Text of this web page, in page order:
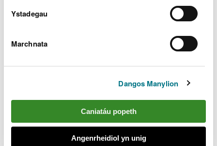
Ystadegau
Marchnata
Dangos Manylion
Caniatáu popeth
Angenrheidiol yn unig
Archwilio mwy
Coetiroedd hynafol
Llynoedd ac afonydd prydferth
Rhagor
Yn rhywle arall ar y safle